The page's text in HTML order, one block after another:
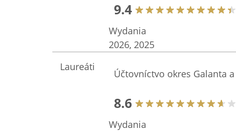
9.4
Wydania
2026, 2025
Laureáti
Účtovníctvo okres Galanta
8.6
Wydania